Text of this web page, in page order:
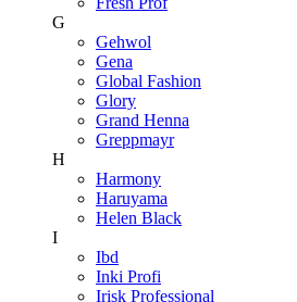
G
Gehwol
Gena
Global Fashion
Glory
Grand Henna
Greppmayr
H
Harmony
Haruyama
Helen Black
I
Ibd
Inki Profi
Irisk Professional